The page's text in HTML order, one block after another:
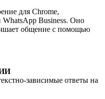
для Chrome,
WhatsApp Business. Оно
общение с помощью
ИИ
зависимые ответы на